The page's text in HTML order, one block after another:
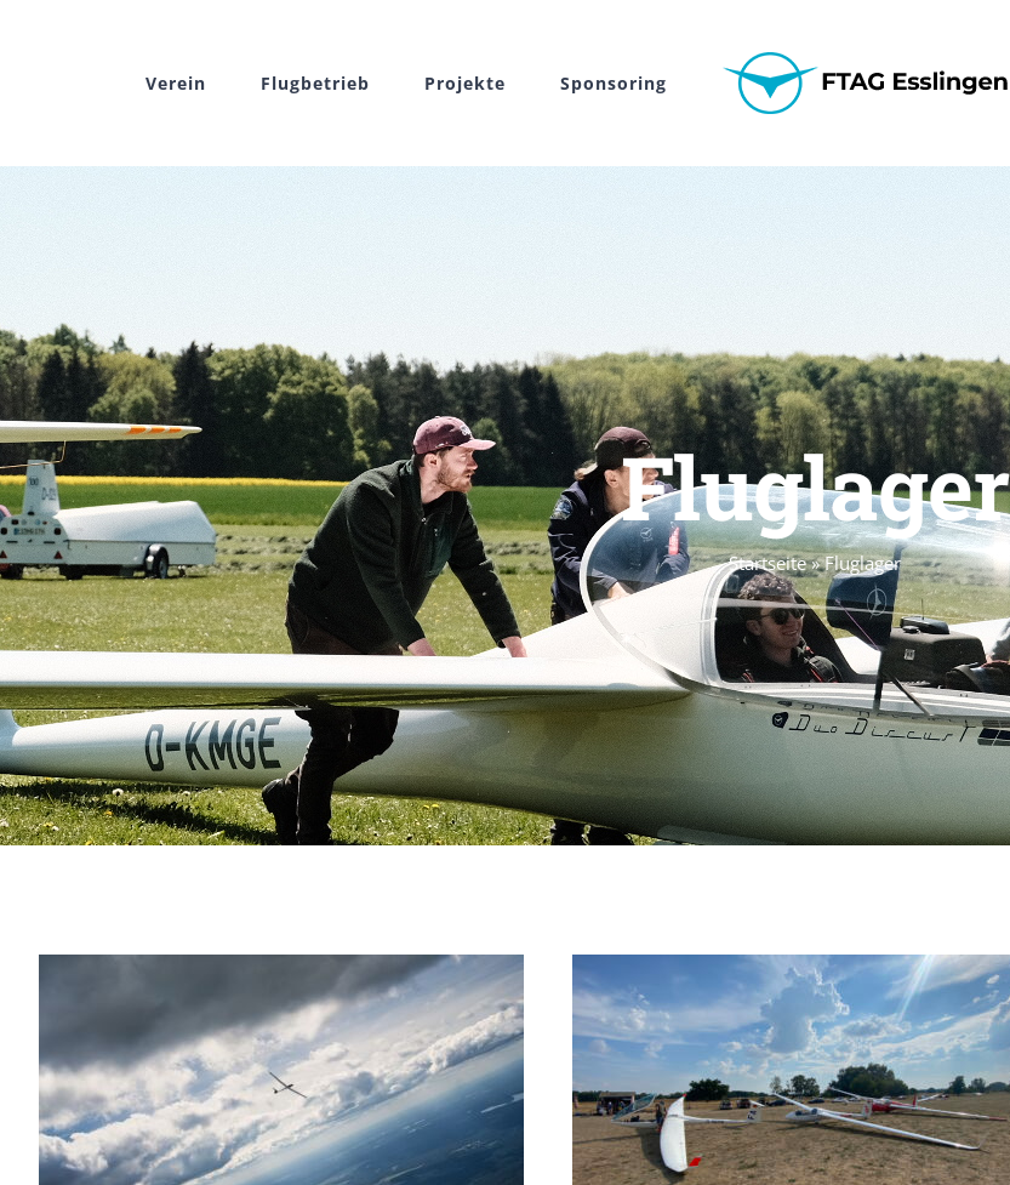
Verein Flugbetrieb Projekte Sponsoring
Fluglager
Startseite»Fluglager